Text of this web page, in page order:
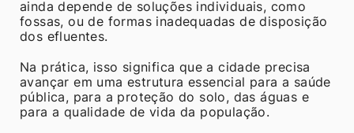
ainda depende de soluções individuais, como
fossas, ou de formas inadequadas de disposição
dos efluentes.
Na prática, isso significa que a cidade precisa
avançar em uma estrutura essencial para a saúde
pública, para a proteção do solo, das águas e
para a qualidade de vida da população.